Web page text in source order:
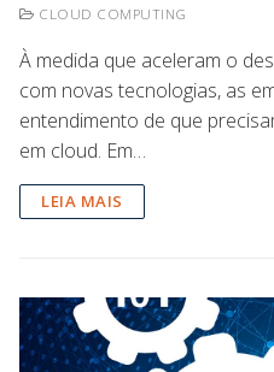
CLOUD COMPUTING
À medida que aceleram o
com novas tecnologias, as
entendimento de que
em cloud. Em…
LEIA MAIS